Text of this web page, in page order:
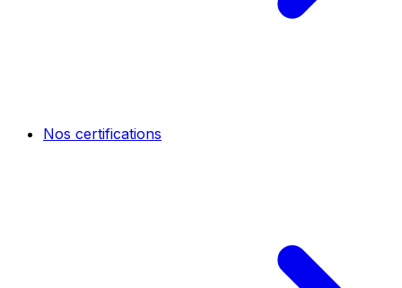
Nos certifications